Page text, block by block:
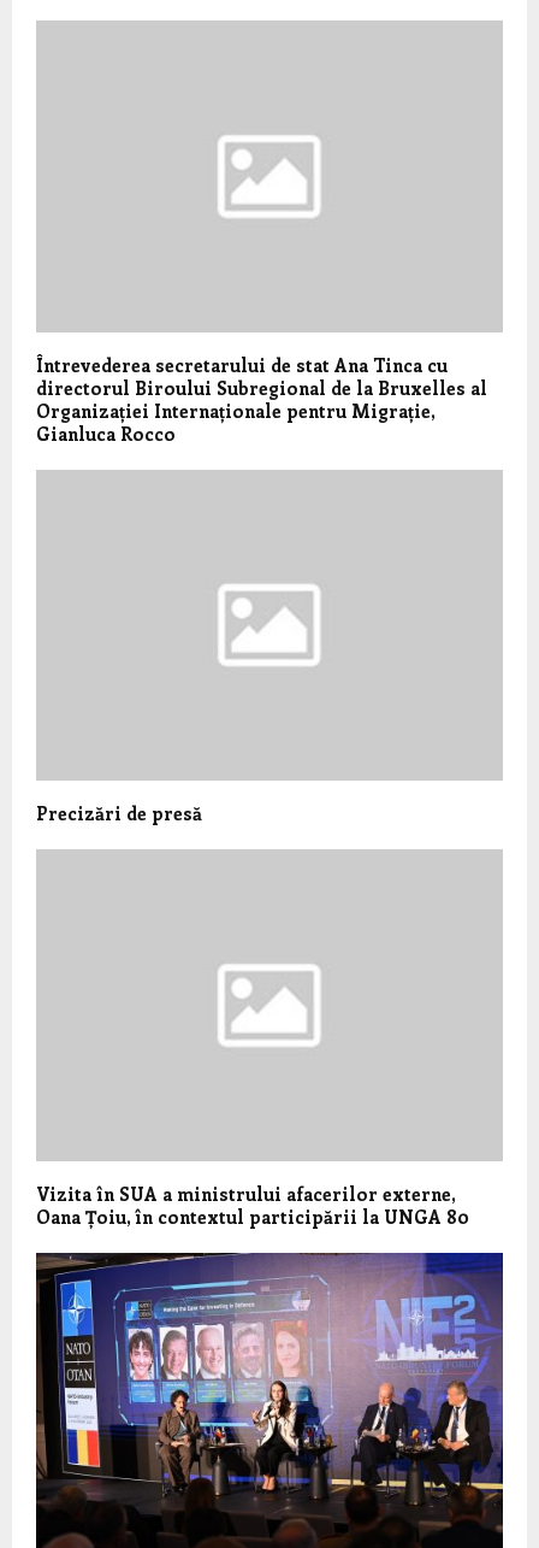
Întrevederea secretarului de stat Ana Tinca cu
directorul Biroului Subregional de la Bruxelles al
Organizației Internaționale pentru Migrație,
Gianluca Rocco
Precizări de presă
Vizita în SUA a ministrului afacerilor externe,
Oana Țoiu, în contextul participării la UNGA 80